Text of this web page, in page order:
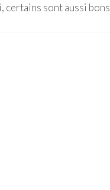
certains sont aussi